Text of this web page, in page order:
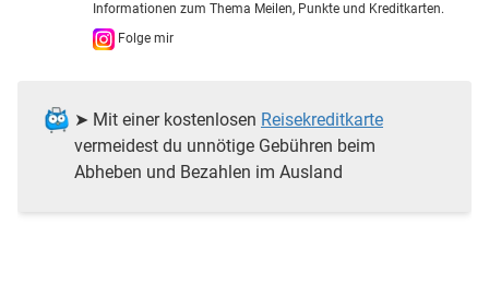
Informationen zum Thema Meilen, Punkte und Kreditkarten.
Folge mir
➤ Mit einer kostenlosen Reisekreditkarte
vermeidest du unnötige Gebühren beim
Abheben und Bezahlen im Ausland